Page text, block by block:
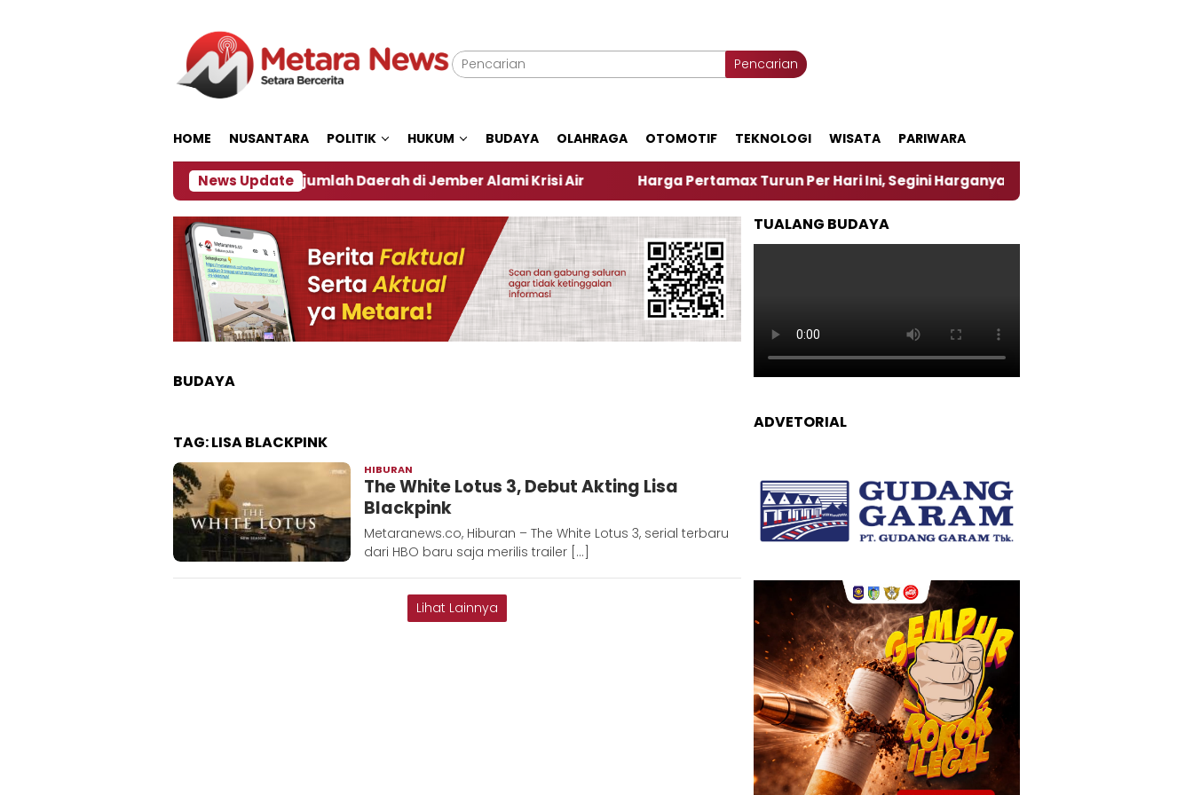
Pencarian
HOME NUSANTARA POLITIK HUKUM BUDAYA OLAHRAGA OTOMOTIF TEKNOLOGI WISATA PARIWARA
News Update
Dampak El Nino, Sejumlah Daerah di Jember Alami Krisi Air Harga Pertamax Turun Per Hari Ini, Segini Harganya ‎Nasirun Maestro Lukis
BUDAYA
TAG:LISA BLACKPINK
HIBURAN
D
The White Lotus 3, Debut Akting Lisa
Blackpink
Metaranews.co, Hiburan – The White Lotus 3, serial terbaru
dari HBO baru saja merilis trailer […]
Lihat Lainnya
TUALANG BUDAYA
ADVETORIAL